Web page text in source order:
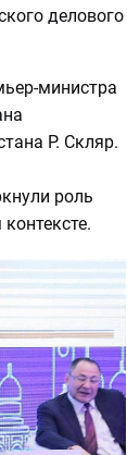
делового
министра
Р. Скляр.
роль